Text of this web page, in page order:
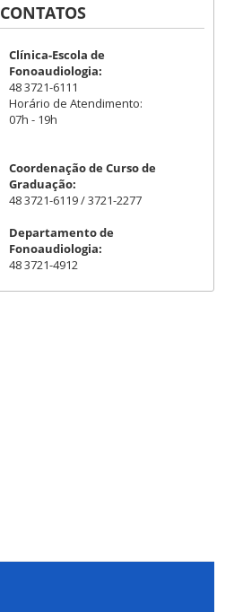
CONTATOS
Clínica-Escola de
Fonoaudiologia:
48 3721-6111
Horário de Atendimento:
07h - 19h
Coordenação de Curso de
Graduação:
48 3721-6119 / 3721-2277
Departamento de
Fonoaudiologia:
48 3721-4912